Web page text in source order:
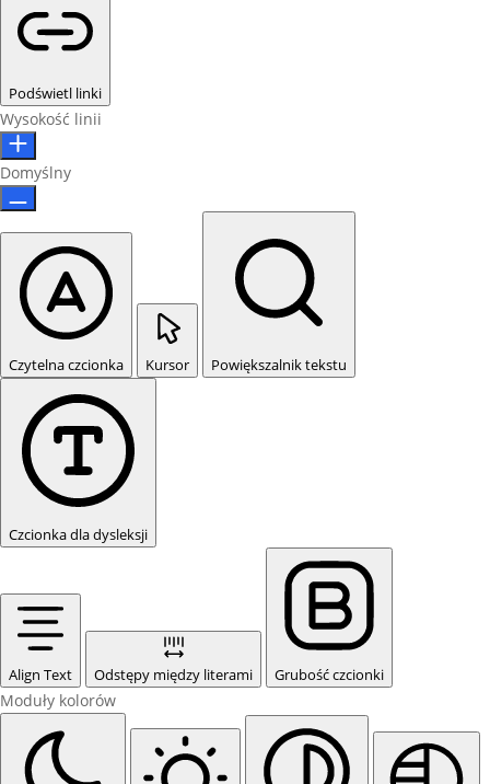
Podświetl linki
Wysokość linii
Domyślny
Czytelna czcionka Kursor Powiększalnik tekstu
Czcionka dla dysleksji
Align Text Odstępy między literami Grubość czcionki
Moduły kolorów